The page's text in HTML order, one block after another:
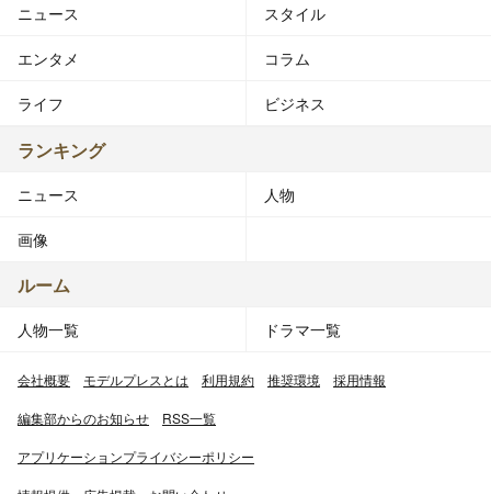
ニュース スタイル
エンタメ コラム
ライフ ビジネス
ランキング
ニュース 人物
画像
ルーム
人物一覧 ドラマ一覧
会社概要 モデルプレスとは 利用規約 推奨環境 採用情報
編集部からのお知らせ RSS一覧
アプリケーションプライバシーポリシー